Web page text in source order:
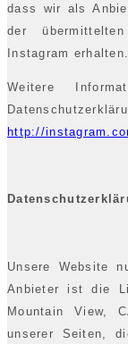
dass wir als
der
Instagram erhalten.
Weitere
http://
Unsere Website
Anbieter ist die
Mountain View,
unserer Seiten,